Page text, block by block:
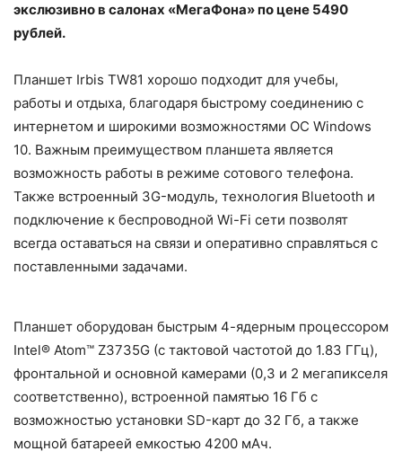
экслюзивно в салонах «МегаФона» по цене 5490
рублей.
Планшет Irbis TW81 хорошо подходит для учебы,
работы и отдыха, благодаря быстрому соединению с
интернетом и широкими возможностями OC Windows
10. Важным преимуществом планшета является
возможность работы в режиме сотового телефона.
Также встроенный 3G-модуль, технология Bluetooth и
подключение к беспроводной Wi-Fi сети позволят
всегда оставаться на связи и оперативно справляться с
поставленными задачами.
Планшет оборудован быстрым 4-ядерным процессором
Intel® Atom™ Z3735G (с тактовой частотой до 1.83 ГГц),
фронтальной и основной камерами (0,3 и 2 мегапикселя
соответственно), встроенной памятью 16 Гб с
возможностью установки SD-карт до 32 Гб, а также
мощной батареей емкостью 4200 мАч.